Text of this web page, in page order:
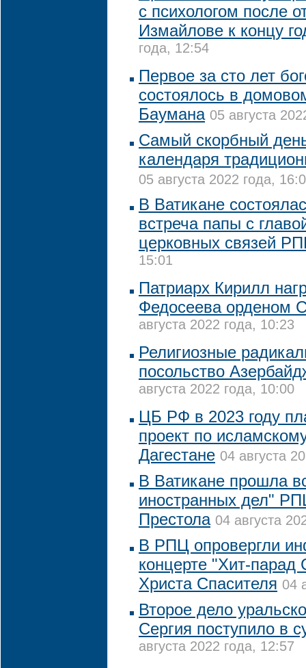
с психологом после
Измайлове к концу
года, 12:54
Первое за сто лет
состоялось в
Баумана 05 августа
Самый скорбный
календаря
05 августа 2022 года,
В Ватикане
встреча папы с
церковных связей
15:01
Патриарх Кирилл
Федосеева орденом
августа 2022 года, 10:23
Религиозные
посольство
августа 2022 года, 10:00
ЦБ РФ в 2023 году
проект по
Дагестане 04 августа
В Ватикане прошла
иностранных дел"
Престола 04 августа
В РПЦ опровергли
концерте "Хит-
Христа Спасителя 04
Второе дело
Сергия поступило в
августа 2022 года, 12:57